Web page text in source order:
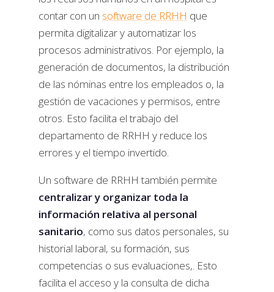
contar con un software de RRHH que
permita digitalizar y automatizar los
procesos administrativos. Por ejemplo, la
generación de documentos, la distribución
de las nóminas entre los empleados o, la
gestión de vacaciones y permisos, entre
otros. Esto facilita el trabajo del
departamento de RRHH y reduce los
errores y el tiempo invertido.
Un software de RRHH también permite
centralizar y organizar toda la
información relativa al personal
sanitario, como sus datos personales, su
historial laboral, su formación, sus
competencias o sus evaluaciones,. Esto
facilita el acceso y la consulta de dicha